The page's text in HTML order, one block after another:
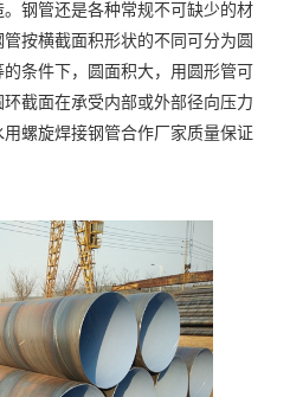
钢管还是各种常规不可缺少的材
按横截面积形状的不同可分为圆
条件下，圆面积大，用圆形管可
截面在承受内部或外部径向压力
螺旋焊接钢管合作厂家质量保证